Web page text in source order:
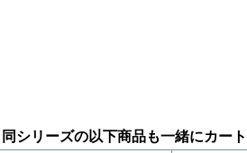
同シリーズの以下商品も一緒にカー